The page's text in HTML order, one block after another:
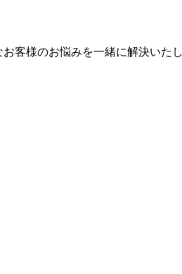
客様のお悩みを一緒に解決いた